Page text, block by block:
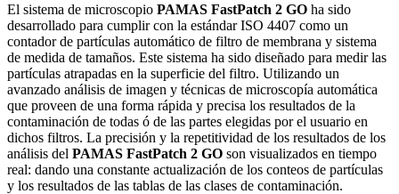
El sistema de microscopio PAMAS FastPatch 2 GO ha sido
desarrollado para cumplir con la estándar ISO 4407 como un
contador de partículas automático de filtro de membrana y sistema
de medida de tamaños. Este sistema ha sido diseñado para medir las
partículas atrapadas en la superficie del filtro. Utilizando un
avanzado análisis de imagen y técnicas de microscopía automática
que proveen de una forma rápida y precisa los resultados de la
contaminación de todas ó de las partes elegidas por el usuario en
dichos filtros. La precisión y la repetitividad de los resultados de los
análisis del PAMAS FastPatch 2 GO son visualizados en tiempo
real: dando una constante actualización de los conteos de partículas
y los resultados de las tablas de las clases de contaminación.